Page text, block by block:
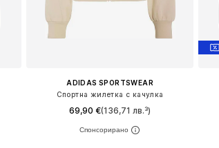
ADIDAS SPORTSWEAR
Спортна жилетка с качулка
69,90 €(136,71 лв.³)
Налични размери: XS, S, M, L, XL